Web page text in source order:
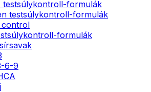
testsúlykontroll-formulák
testsúlykontroll-formulák
control
formulák
6-9